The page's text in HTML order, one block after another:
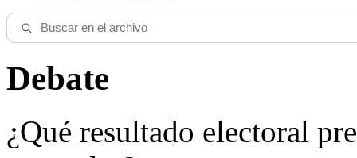
Debate
¿Qué resultado electoral